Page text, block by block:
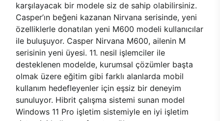
karşılayacak bir modele siz de sahip olabilirsiniz.
Casper’ın beğeni kazanan Nirvana serisinde, yeni
özelliklerle donatılan yeni M600 modeli kullanıcılar
ile buluşuyor. Casper Nirvana M600, ailenin M
serisinin yeni üyesi. 11. nesil işlemciler ile
desteklenen modelde, kurumsal çözümler başta
olmak üzere eğitim gibi farklı alanlarda mobil
kullanım hedefleyenler için eşsiz bir deneyim
sunuluyor. Hibrit çalışma sistemi sunan model
Windows 11 Pro işletim sistemiyle en iyi işletim